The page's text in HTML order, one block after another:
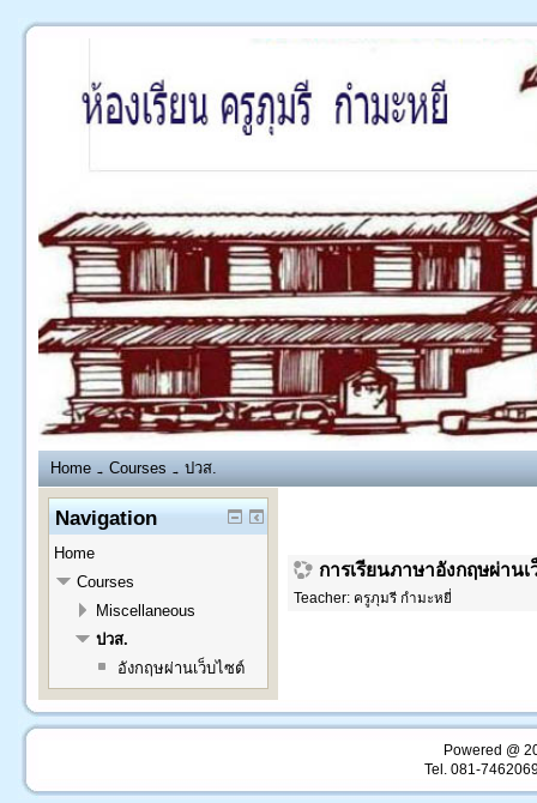
Home → Courses → ปวส.
การเรียนภาษาอังกฤษผ่าน
Teacher: ครูภุมรี กำมะหยี่
Navigation
Home
Courses
Miscellaneous
ปวส.
อังกฤษผ่านเว็บไซต์
Powered @
Tel. 081-